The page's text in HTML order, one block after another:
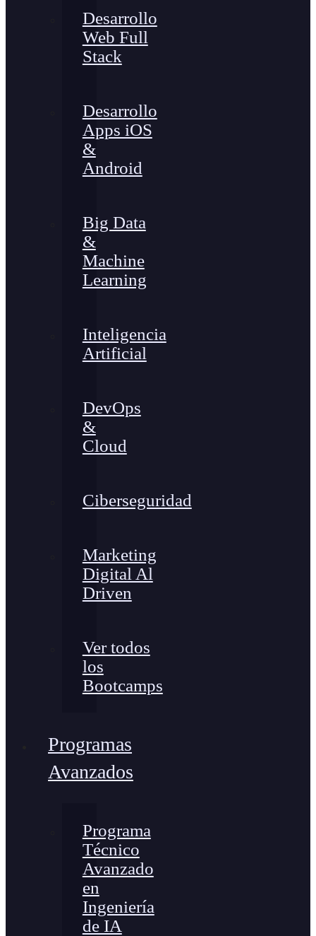
Desarrollo
Web Full
Stack
Desarrollo
Apps iOS
&
Android
Big Data
&
Machine
Learning
Inteligencia
Artificial
DevOps
&
Cloud
Ciberseguridad
Marketing
Digital Al
Driven
Ver todos
los
Bootcamps
Programas
Avanzados
Programa
Técnico
Avanzado
en
Ingeniería
de IA